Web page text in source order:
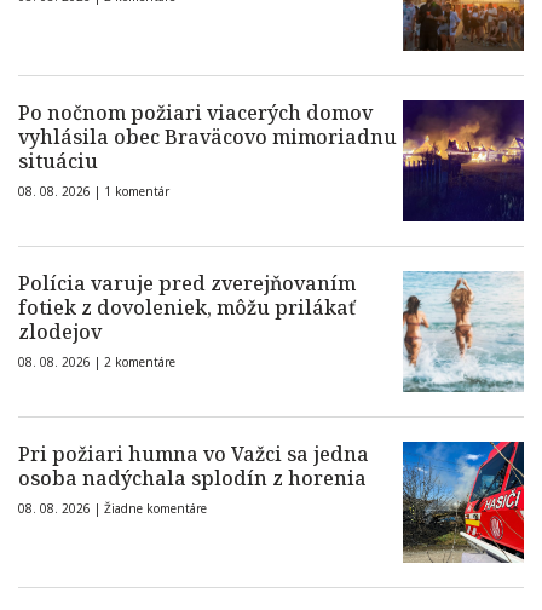
Po nočnom požiari viacerých domov
vyhlásila obec Braväcovo mimoriadnu
situáciu
08. 08. 2026 | 1 komentár
Polícia varuje pred zverejňovaním
fotiek z dovoleniek, môžu prilákať
zlodejov
08. 08. 2026 | 2 komentáre
Pri požiari humna vo Važci sa jedna
osoba nadýchala splodín z horenia
08. 08. 2026 | Žiadne komentáre